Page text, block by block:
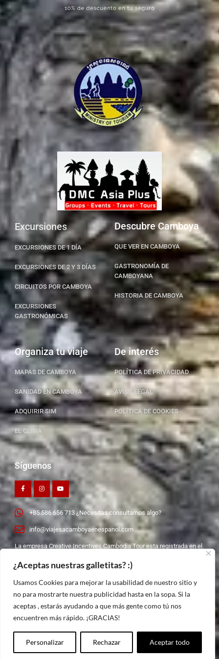
¿Aceptas nuestras galletitas? :)
Usamos Cookies para mejorar la usabilidad de nuestro sitio y
no para mostrarte nuestra publicidad hasta en la sopa. Si la
aceptas , estarás ayudando a que más gente como tú nos
encuentren más rápido. ¡GRACIAS!
Personalizar Rechazar Aceptar todo
Excursiones
EXCURSIONES DE 1 DÍA
EXCURSIONES DE 2 Y 3 DÍAS
CIRCUITOS POR CAMBOYA
EXCURSIONES
GASTRONÓMICAS
Descubre Camboya
QUE VER EN CAMBOYA
GASTRONOMÍA DE
CAMBOYANA
HISTORIA DE CAMBOYA
Organiza tu viaje
MAPAS DE CAMBOYA
SANIDAD EN CAMBOYA
ADQUIRIR SIM
EL CLIMA
De interés
POLÍTICA DE PRIVACIDAD
AVISO LEGAL
POLÍTICA DE COOKIES
Síguenos
F
a
o
k
-
I
n
g
r
a
m
Y
o
t
b
+85 586 656 713 ¿Necesitas consultarnos algo?
info@viajesacamboyaenespanol.com
La empresa Creative Incentives Cambodia Tour esta registrada en el
VIAJES A CAMBOYA© 2024 CREATED BY Fernando M. Carrero
- Un punto y aparte en tu negocio digital
Viajes a Camboya es la marca registrada por el tour operador
Creative Incentives Cambodia Tour.
¡Contáctanos!
Open